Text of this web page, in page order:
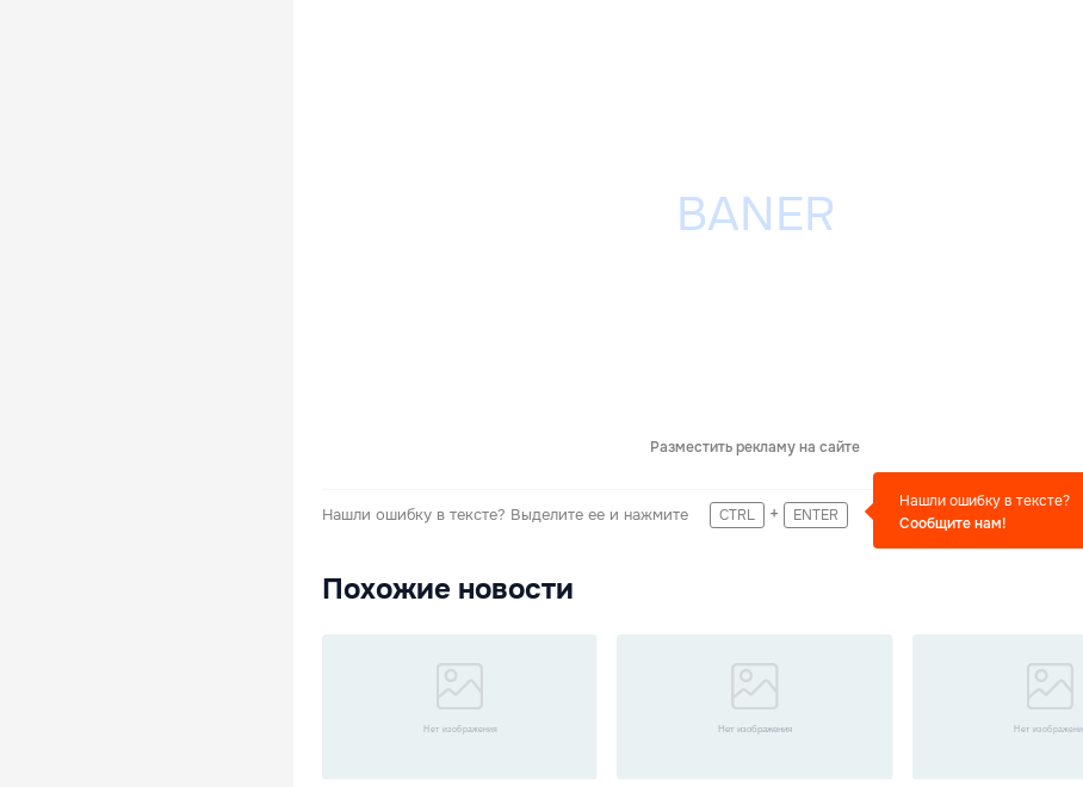
Разместить рекламу на сайте
Нашли ошибку в тексте? Выделите ее и нажмите CTRL + ENTER
Нашли ошибку в тексте?
Сообщите нам!
Похожие новости